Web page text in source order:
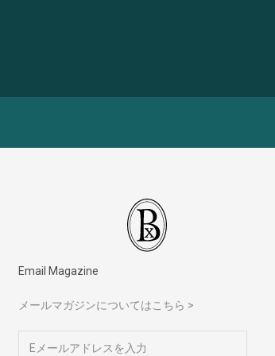
Email Magazine
メールマガジンについてはこちら >